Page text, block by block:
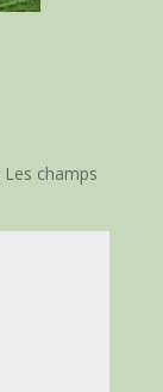
Les champs